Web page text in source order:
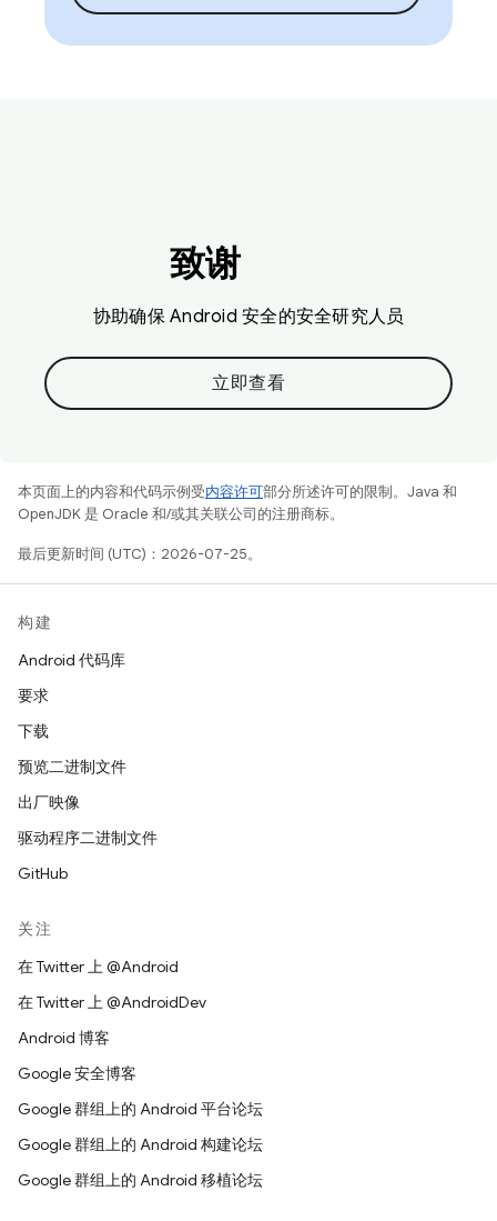
致谢
协助确保 Android 安全的安全研究人员
立即查看
本页面上的内容和代码示例受内容许可部分所述许可的限制。Java 和
OpenJDK 是 Oracle 和/或其关联公司的注册商标。
最后更新时间 (UTC)：2026-07-25。
构建
Android 代码库
要求
下载
预览二进制文件
出厂映像
驱动程序二进制文件
GitHub
关注
在 Twitter 上 @Android
在 Twitter 上 @AndroidDev
Android 博客
Google 安全博客
Google 群组上的 Android 平台论坛
Google 群组上的 Android 构建论坛
Google 群组上的 Android 移植论坛